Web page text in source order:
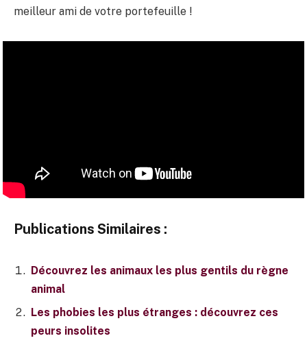
meilleur ami de votre portefeuille !
Publications Similaires :
Découvrez les animaux les plus gentils du règne
animal
Les phobies les plus étranges : découvrez ces
peurs insolites